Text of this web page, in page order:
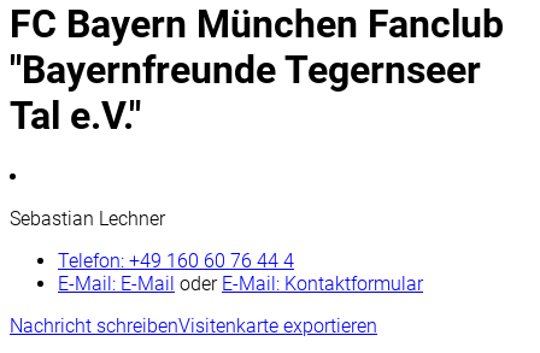
FC Bayern München Fanclub
"Bayernfreunde Tegernseer
Tal e.V."
Sebastian Lechner
Telefon: +49 160 60 76 44 4
E-Mail: E-Mail oder E-Mail: Kontaktformular
Nachricht schreibenVisitenkarte exportieren